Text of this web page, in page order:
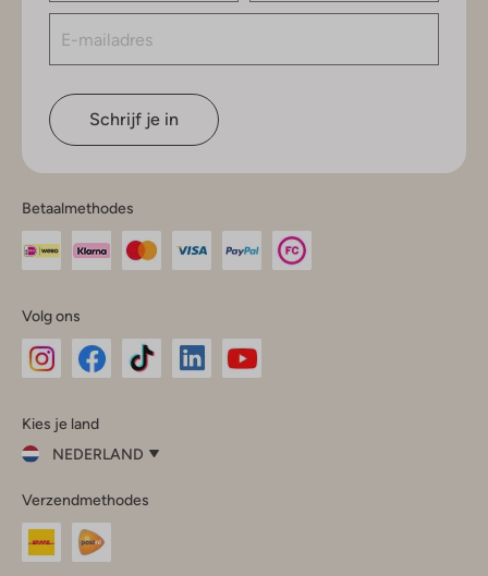
Schrijf je in
Betaalmethodes
Volg ons
InstagramFacebook
Kies je land
NEDERLAND
je
land
Nederland
Verzendmethodes